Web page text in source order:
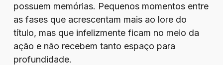
possuem memórias. Pequenos momentos entre
as fases que acrescentam mais ao lore do
título, mas que infelizmente ficam no meio da
ação e não recebem tanto espaço para
profundidade.